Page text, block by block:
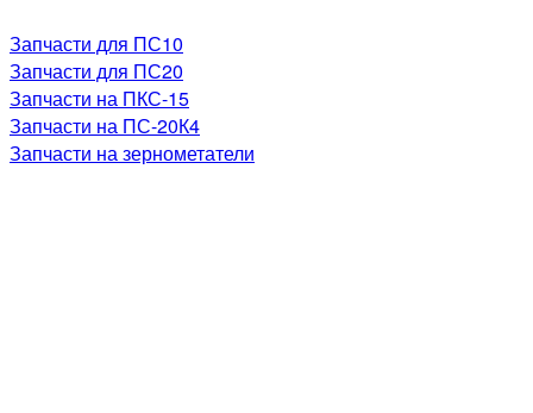
Запчасти для ПС10
Запчасти для ПС20
Запчасти на ПКС-15
Запчасти на ПС-20К4
Запчасти на зернометатели